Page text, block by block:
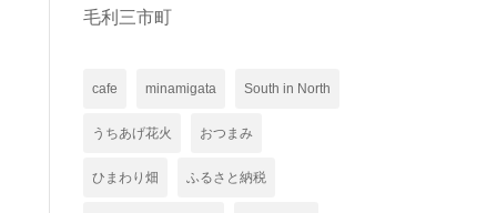
毛利三市町
cafe minamigata South in North
うちあげ花火 おつまみ
ひまわり畑 ふるさと納税